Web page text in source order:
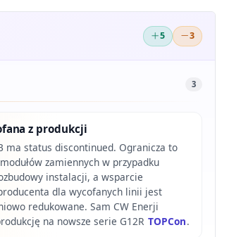
5 3
3
z produkcji
ma status discontinued. Ogranicza to
zamiennych w przypadku
instalacji, a wsparcie
dla wycofanych linii jest
redukowane. Sam CW Enerji
na nowsze serie G12R TOPCon.